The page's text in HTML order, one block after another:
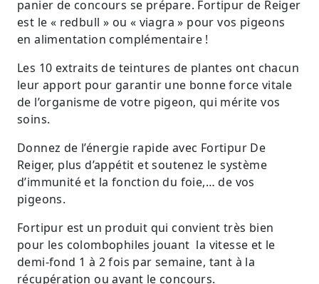
panier de concours se prépare. Fortipur de Reiger
est le « redbull » ou « viagra » pour vos pigeons
en alimentation complémentaire !
Les 10 extraits de teintures de plantes ont chacun
leur apport pour garantir une bonne force vitale
de l’organisme de votre pigeon, qui mérite vos
soins.
Donnez de l’énergie rapide avec Fortipur De
Reiger, plus d’appétit et soutenez le système
d’immunité et la fonction du foie,… de vos
pigeons.
Fortipur est un produit qui convient très bien
pour les colombophiles jouant la vitesse et le
demi-fond 1 à 2 fois par semaine, tant à la
récupération ou avant le concours.